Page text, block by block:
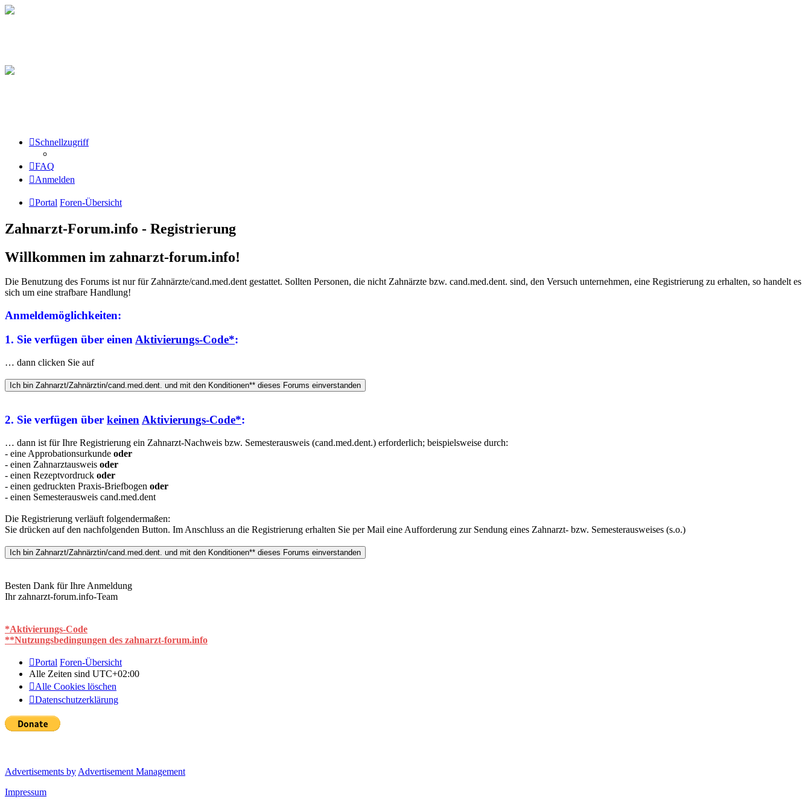
Schnellzugriff
FAQ
Anmelden
Portal Foren-Übersicht
Zahnarzt-Forum.info - Registrierung
Willkommen im zahnarzt-forum.info!
Die Benutzung des Forums ist nur für Zahnärzte/cand.med.dent gestattet. Sollten Personen, die nicht Zahnärzte bzw. cand.med.dent. sind, den Versuch unternehmen, eine Registrierung zu erhalten, so handelt es
sich um eine strafbare Handlung!
Anmeldemöglichkeiten:
1. Sie verfügen über einen Aktivierungs-Code*:
… dann clicken Sie auf
2. Sie verfügen über keinen Aktivierungs-Code*:
… dann ist für Ihre Registrierung ein Zahnarzt-Nachweis bzw. Semesterausweis (cand.med.dent.) erforderlich; beispielsweise durch:
- eine Approbationsurkunde oder
- einen Zahnarztausweis oder
- einen Rezeptvordruck oder
- einen gedruckten Praxis-Briefbogen oder
- einen Semesterausweis cand.med.dent
Die Registrierung verläuft folgendermaßen:
Sie drücken auf den nachfolgenden Button. Im Anschluss an die Registrierung erhalten Sie per Mail eine Aufforderung zur Sendung eines Zahnarzt- bzw. Semesterausweises (s.o.)
Besten Dank für Ihre Anmeldung
Ihr zahnarzt-forum.info-Team
*Aktivierungs-Code
**Nutzungsbedingungen des zahnarzt-forum.info
Portal Foren-Übersicht
Alle Zeiten sind UTC+02:00
Alle Cookies löschen
Datenschutzerklärung
Advertisements by Advertisement Management
Impressum